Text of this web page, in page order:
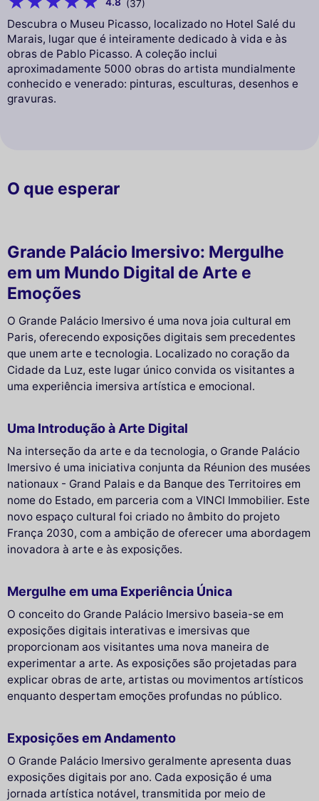
4.8 (37)
Descubra o Museu Picasso, localizado no Hotel Salé du
Marais, lugar que é inteiramente dedicado à vida e às
obras de Pablo Picasso. A coleção inclui
aproximadamente 5000 obras do artista mundialmente
conhecido e venerado: pinturas, esculturas, desenhos e
gravuras.
O que esperar
Grande Palácio Imersivo: Mergulhe
em um Mundo Digital de Arte e
Emoções
O Grande Palácio Imersivo é uma nova joia cultural em
Paris, oferecendo exposições digitais sem precedentes
que unem arte e tecnologia. Localizado no coração da
Cidade da Luz, este lugar único convida os visitantes a
uma experiência imersiva artística e emocional.
Uma Introdução à Arte Digital
Na interseção da arte e da tecnologia, o Grande Palácio
Imersivo é uma iniciativa conjunta da Réunion des musées
nationaux - Grand Palais e da Banque des Territoires em
nome do Estado, em parceria com a VINCI Immobilier. Este
novo espaço cultural foi criado no âmbito do projeto
França 2030, com a ambição de oferecer uma abordagem
inovadora à arte e às exposições.
Mergulhe em uma Experiência Única
O conceito do Grande Palácio Imersivo baseia-se em
exposições digitais interativas e imersivas que
proporcionam aos visitantes uma nova maneira de
experimentar a arte. As exposições são projetadas para
explicar obras de arte, artistas ou movimentos artísticos
enquanto despertam emoções profundas no público.
Exposições em Andamento
O Grande Palácio Imersivo geralmente apresenta duas
exposições digitais por ano. Cada exposição é uma
jornada artística notável, transmitida por meio de